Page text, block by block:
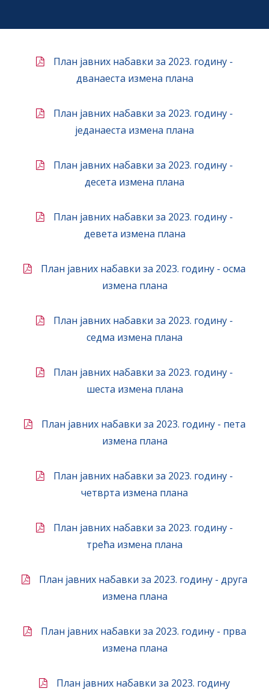
План јавних набавки за 2023. годину -
дванаеста измена плана
План јавних набавки за 2023. годину -
једанаеста измена плана
План јавних набавки за 2023. годину -
десета измена плана
План јавних набавки за 2023. годину -
девета измена плана
План јавних набавки за 2023. годину - осма
измена плана
План јавних набавки за 2023. годину -
седма измена плана
План јавних набавки за 2023. годину -
шеста измена плана
План јавних набавки за 2023. годину - пета
измена плана
План јавних набавки за 2023. годину -
четврта измена плана
План јавних набавки за 2023. годину -
трећа измена плана
План јавних набавки за 2023. годину - друга
измена плана
План јавних набавки за 2023. годину - прва
измена плана
План јавних набавки за 2023. годину